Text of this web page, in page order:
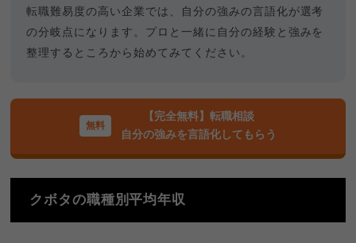
転職難易度の高い企業では、自分の強みの言語化が選考
の分岐点になります。プロと一緒に自分の経験と強みを
整理するところから始めてみてください。
【完全無料】転職相談
自分の強みを言語化してもらう
クボタの職種別平均年収